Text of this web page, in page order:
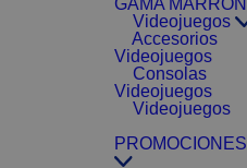
GAMA MARRON
Videojuegos
Accesorios
Videojuegos
Consolas
Videojuegos
Videojuegos
PROMOCIONES